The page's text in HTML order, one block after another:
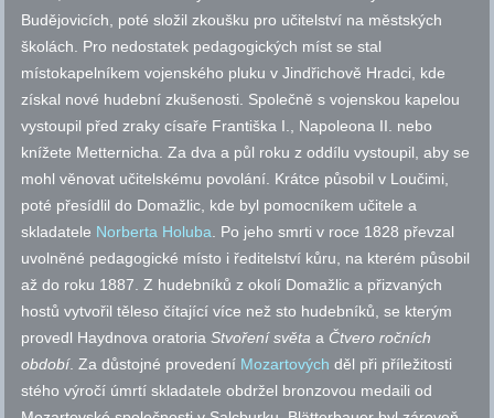
Budějovicích, poté složil zkoušku pro učitelství na městských
školách. Pro nedostatek pedagogických míst se stal
místokapelníkem vojenského pluku v Jindřichově Hradci, kde
získal nové hudební zkušenosti. Společně s vojenskou kapelou
vystoupil před zraky císaře Františka I., Napoleona II. nebo
knížete Metternicha. Za dva a půl roku z oddílu vystoupil, aby se
mohl věnovat učitelskému povolání. Krátce působil v Loučimi,
poté přesídlil do Domažlic, kde byl pomocníkem učitele a
skladatele Norberta Holuba. Po jeho smrti v roce 1828 převzal
uvolněné pedagogické místo i ředitelství kůru, na kterém působil
až do roku 1887. Z hudebníků z okolí Domažlic a přizvaných
hostů vytvořil těleso čítající více než sto hudebníků, se kterým
provedl Haydnova oratoriaStvoření světa a Čtvero ročních
období. Za důstojné provedení Mozartových děl při příležitosti
stého výročí úmrtí skladatele obdržel bronzovou medaili od